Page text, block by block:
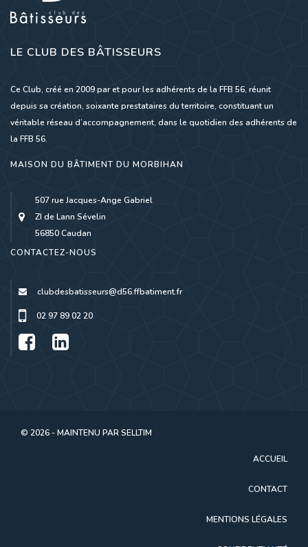
LE CLUB DES BÂTISSEURS
Ce Club, créé en 2009 par et pour les adhérents de la FFB 56, réunit
depuis sa création, soixante prestataires du territoire, constituant un
véritable réseau d’accompagnement, dans le quotidien des adhérents de
la FFB 56.
MAISON DU BÂTIMENT DU MORBIHAN
507 rue Jacques-Ange Gabriel
ZI de Lann Sévelin
56850 Caudan
CONTACTEZ-NOUS
clubdesbatisseurs@d56.ffbatiment.fr
02 97 89 02 20
© 2026 - MAINTENU PARSELLTIM
ACCUEIL
CONTACT
MENTIONS LÉGALES